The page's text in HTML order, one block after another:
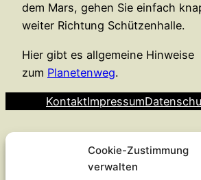
Cookie-Zustimmung
verwalten
dem Mars, gehen Sie einfach
weiter Richtung Schützenhalle.
Hier gibt es allgemeine Hinweise
zum Planetenweg.
KontaktImpressum